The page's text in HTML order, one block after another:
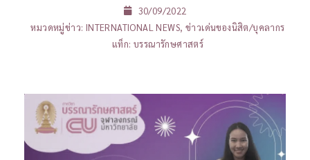
30/09/2022
หมวดหมู่ข่าว: INTERNATIONAL NEWS, ข่าวเด่นของนิสิต/บุคลากร
แท็ก: บรรณารักษศาสตร์